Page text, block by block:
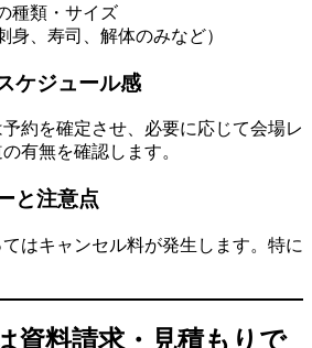
種類・サイズ
身、寿司、解体のみなど）
ケジュール感
約を確定させ、必要に応じて会場レ
有無を確認します。
と注意点
はキャンセル料が発生します。特に
資料請求・見積もりで